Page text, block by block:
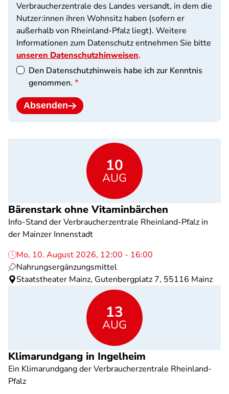
Verbraucherzentrale des Landes versandt, in dem die
Nutzer:innen ihren Wohnsitz haben (sofern er
außerhalb von Rheinland-Pfalz liegt). Weitere
Informationen zum Datenschutz entnehmen Sie bitte
unseren Datenschutzhinweisen.
Den Datenschutzhinweis habe ich zur Kenntnis
genommen.
Absenden
10
AUG
Bärenstark ohne Vitaminbärchen
Info-Stand der Verbraucherzentrale Rheinland-Pfalz in
der Mainzer Innenstadt
Mo, 10. August 2026, 12:00 - 16:00
Nahrungsergänzungsmittel
Staatstheater Mainz, Gutenbergplatz 7, 55116 Mainz
13
AUG
Klimarundgang in Ingelheim
Ein Klimarundgang der Verbraucherzentrale Rheinland-
Pfalz